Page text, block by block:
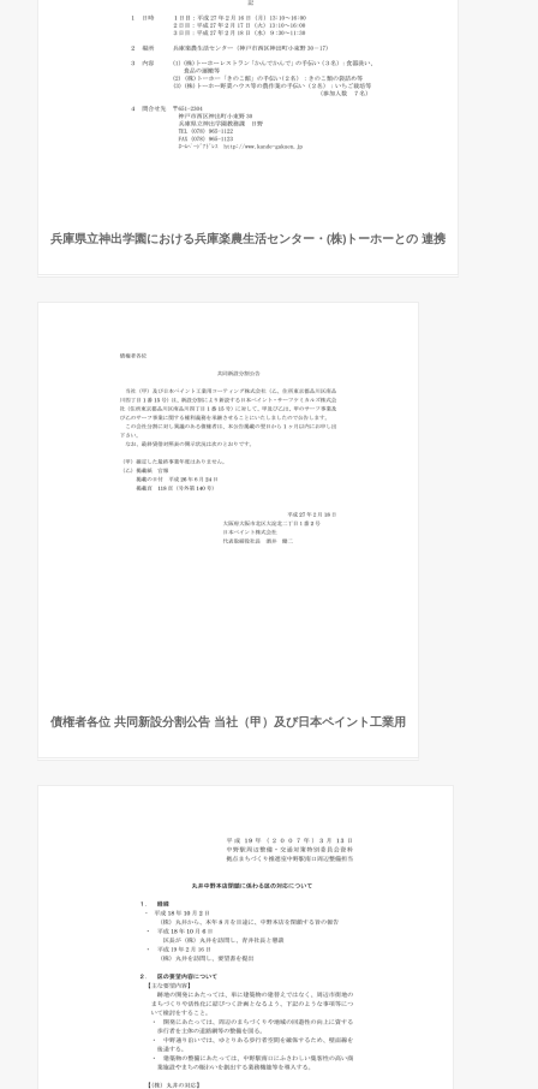
兵庫県立神出学園における兵庫楽農生活センター・(株)トーホーとの 連携
債権者各位 共同新設分割公告 当社（甲）及び日本ペイント工業用